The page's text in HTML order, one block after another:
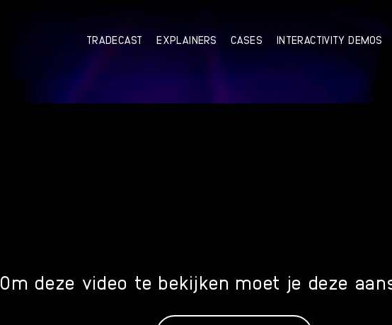
TRADECAST EXPLAINERS CASES INTERACTIVITY DEMOS
Om deze video te bekijken moet je deze